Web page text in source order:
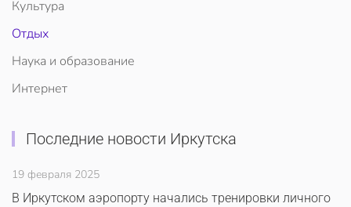
Культура
Отдых
Наука и образование
Интернет
Последние новости Иркутска
19 февраля 2025
В Иркутском аэропорту начались тренировки личного